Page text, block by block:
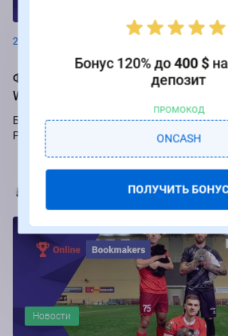
26.08.2024
Фрибеты до 250 000 рублей за
Winline
Букмекер Winline подарит бесплатные
Российской Премьер-лиги.
Новости
Бонус 120% до400 $
депозит
ПРОМОКОД
ONCASH
ПОЛУЧИТЬ